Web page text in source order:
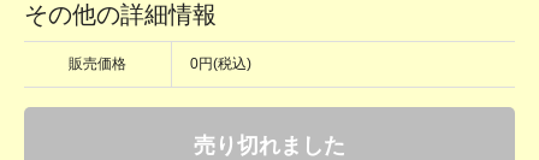
その他の詳細情報
販売価格 0円(税込)
売り切れました